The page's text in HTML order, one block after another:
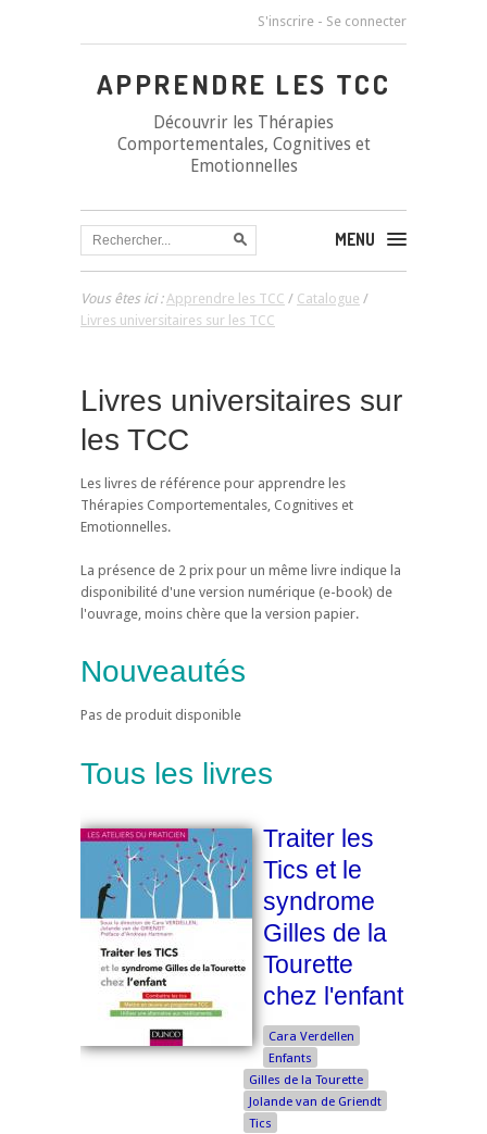
S'inscrire - Se connecter
APPRENDRE LES TCC
Découvrir les Thérapies
Comportementales, Cognitives et
Emotionnelles
MENU
Vous êtes ici :Apprendre les TCC / Catalogue /
Livres universitaires sur les TCC
Livres universitaires sur
les TCC
Les livres de référence pour apprendre les
Thérapies Comportementales, Cognitives et
Emotionnelles.
La présence de 2 prix pour un même livre indique la
disponibilité d'une version numérique (e-book) de
l'ouvrage, moins chère que la version papier.
Nouveautés
Pas de produit disponible
Tous les livres
Traiter les
Tics et le
syndrome
Gilles de la
Tourette
chez l'enfant
Cara Verdellen
Enfants
Gilles de la Tourette
Jolande van de Griendt
Tics